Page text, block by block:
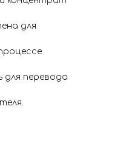
для
для перевода